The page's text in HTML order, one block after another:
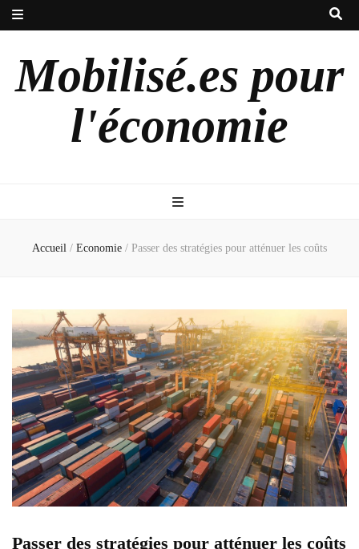
Mobilisé.es pour
l'économie
Accueil / Economie / Passer des stratégies pour atténuer les coûts
Passer des stratégies pour atténuer les coûts